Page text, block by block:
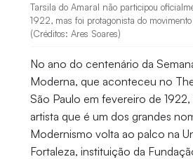
Tarsila do Amaral não participou
1922, mas foi protagonista do
(Créditos: Ares Soares)
No ano do centenário da
Moderna, que aconteceu no
São Paulo em fevereiro de
artista que é um dos grandes
Modernismo volta ao palco na
Fortaleza, instituição da